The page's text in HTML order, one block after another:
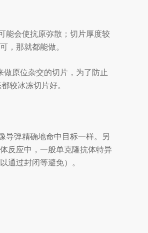
能会使抗原弥散；切片厚度较
，那就都能做。
做原位杂交的切片，为了防止
较冰冻切片好。
导弹精确地命中目标一样。另
反应中，一般单克隆抗体特异
通过封闭等避免）。